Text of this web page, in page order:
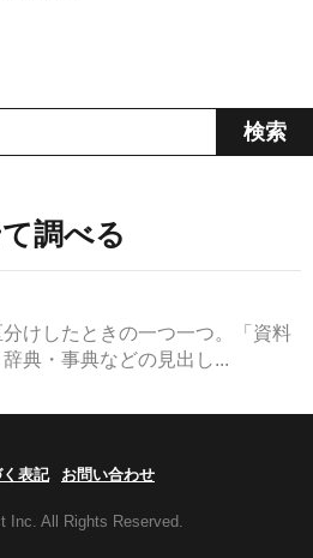
調べる
けしたときの一つ一つ。「資料
典・事典などの見出し...
表記 お問い合わせ
All Rights Reserved.